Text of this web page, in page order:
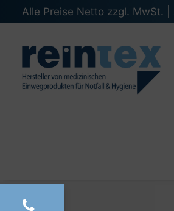
Alle Preise Netto zzgl. MwSt.